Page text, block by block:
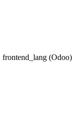
frontend_lang (Odoo)